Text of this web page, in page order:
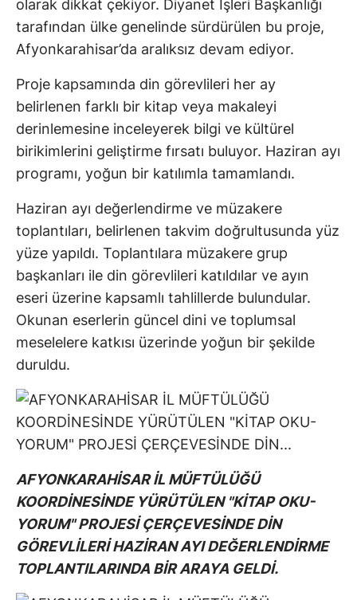
olarak dikkat çekiyor. Diyanet İşleri Başkanlığı
tarafından ülke genelinde sürdürülen bu proje,
Afyonkarahisar’da aralıksız devam ediyor.
Proje kapsamında din görevlileri her ay
belirlenen farklı bir kitap veya makaleyi
derinlemesine inceleyerek bilgi ve kültürel
birikimlerini geliştirme fırsatı buluyor. Haziran ayı
programı, yoğun bir katılımla tamamlandı.
Haziran ayı değerlendirme ve müzakere
toplantıları, belirlenen takvim doğrultusunda yüz
yüze yapıldı. Toplantılara müzakere grup
başkanları ile din görevlileri katıldılar ve ayın
eseri üzerine kapsamlı tahlillerde bulundular.
Okunan eserlerin güncel dini ve toplumsal
meselelere katkısı üzerinde yoğun bir şekilde
duruldu.
AFYONKARAHİSAR İL MÜFTÜLÜĞÜ
KOORDİNESİNDE YÜRÜTÜLEN "KİTAP OKU-
YORUM" PROJESİ ÇERÇEVESİNDE DİN
GÖREVLİLERİ HAZİRAN AYI DEĞERLENDİRME
TOPLANTILARINDA BİR ARAYA GELDİ.